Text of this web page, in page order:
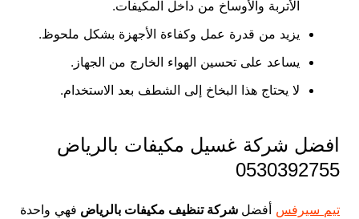
الأتربة والأوساخ من داخل المكيفات.
يزيد من قدرة عمل وكفاءة الأجهزة بشكل ملحوظ.
يساعد على تحسين الهواء الخارج من الجهاز.
لا يحتاج هذا البخاخ إلى الشطف بعد الاستخدام.
افضل شركة غسيل مكيفات بالرياض
0530392755
تيم سيرفس أفضل شركة تنظيف مكيفات بالرياض فهي واحدة